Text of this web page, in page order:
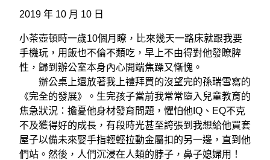
2019 年 10 月 10 日
小茶壺頓時一歲10個月瞭，比來幾天一路床就跟我要
手機玩，用飯也不倫不類吃，早上不由得對他發瞭脾
性，歸到辦公室本身內心開端焦躁又慚愧。
辦公桌上還放著我上禮拜買的沒望完的孫瑞雪寫的
《完全的發展》。生完孩子當前我常常墮入兒童教育的
焦急狀況：擔憂他身材發育問題，懼怕他IQ、EQ不克
不及獲得好的成長，有段時光甚至誇張到我想給他買套
屋子以備未來娶手指輕輕拉動金屬扣的另一邊，直到他
們站。然後，人們沉浸在人類的脖子，鼻子媳婦用！